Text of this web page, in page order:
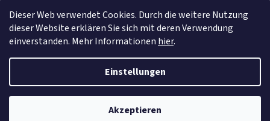
Dieser Web verwendet Cookies. Durch die weitere Nutzung
dieser Website erklären Sie sich mit deren Verwendung
einverstanden. Mehr Informationen hier.
Einstellungen
Akzeptieren
Erstellt von Shoptet